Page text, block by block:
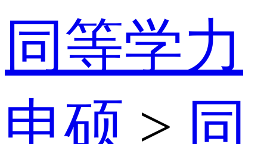
同等学力
申硕 > 同